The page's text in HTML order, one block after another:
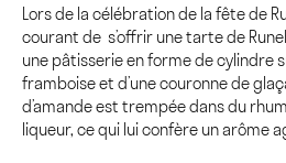
Lors de la célébration de la fête de
courant de s’offrir une tarte de
une pâtisserie en forme de cylindre
framboise et d’une couronne de
d’amande est trempée dans du
liqueur, ce qui lui confère un arôme